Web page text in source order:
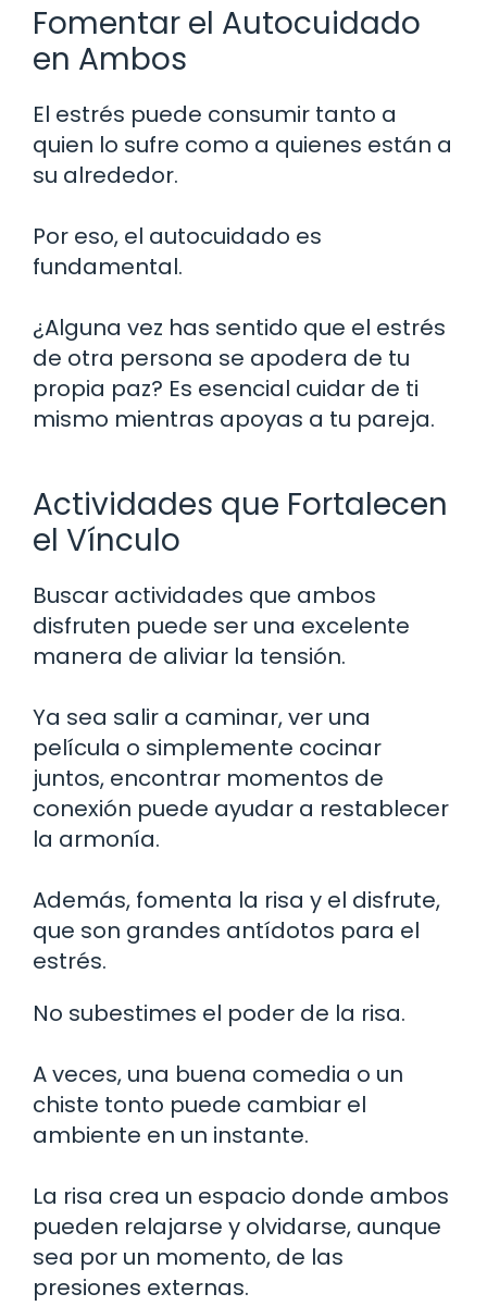
Fomentar el Autocuidado
en Ambos
El estrés puede consumir tanto a
quien lo sufre como a quienes están a
su alrededor.
Por eso, el autocuidado es
fundamental.
¿Alguna vez has sentido que el estrés
de otra persona se apodera de tu
propia paz? Es esencial cuidar de ti
mismo mientras apoyas a tu pareja.
Actividades que Fortalecen
el Vínculo
Buscar actividades que ambos
disfruten puede ser una excelente
manera de aliviar la tensión.
Ya sea salir a caminar, ver una
película o simplemente cocinar
juntos, encontrar momentos de
conexión puede ayudar a restablecer
la armonía.
Además, fomenta la risa y el disfrute,
que son grandes antídotos para el
estrés.
No subestimes el poder de la risa.
A veces, una buena comedia o un
chiste tonto puede cambiar el
ambiente en un instante.
La risa crea un espacio donde ambos
pueden relajarse y olvidarse, aunque
sea por un momento, de las
presiones externas.